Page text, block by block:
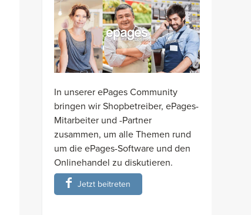
In unserer ePages Community
bringen wir Shopbetreiber, ePages-
Mitarbeiter und -Partner
zusammen, um alle Themen rund
um die ePages-Software und den
Onlinehandel zu diskutieren.
Jetzt beitreten